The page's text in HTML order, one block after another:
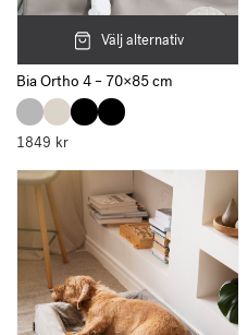
Välj alternativ
Bia Ortho 4 – 70×85 cm
1849 kr